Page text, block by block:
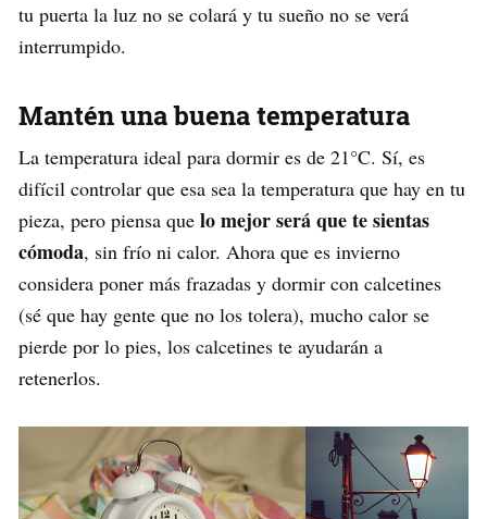
tu puerta la luz no se colará y tu sueño no se verá
interrumpido.
Mantén una buena temperatura
La temperatura ideal para dormir es de 21°C. Sí, es
difícil controlar que esa sea la temperatura que hay en tu
pieza, pero piensa que lo mejor será que te sientas
cómoda, sin frío ni calor. Ahora que es invierno
considera poner más frazadas y dormir con calcetines
(sé que hay gente que no los tolera), mucho calor se
pierde por lo pies, los calcetines te ayudarán a
retenerlos.